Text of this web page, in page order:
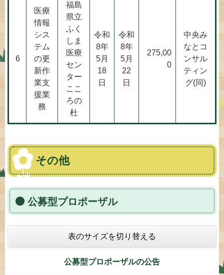
6
医療
情報
シス
テム
の更
新作
業支
援業
務
福島
県立
ふく
しま
医療
セン
ター
ここ
ろの
杜
令和
8年
5月
18
日
令和
8年
5月
22
日
275,00
0
中央み
なとコ
ンサル
ティン
グ(同)
その他
公募型プロポーザル
表のサイズを切り替える
公募型プロポーザルの公告